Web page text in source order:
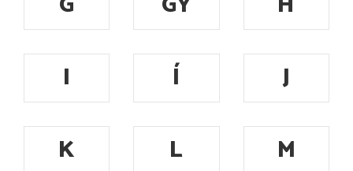
I
Í
J
K
L
M